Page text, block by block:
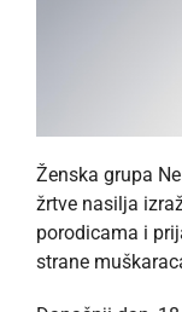
Ženska grupa
žrtve nasilja
porodicama i
strane